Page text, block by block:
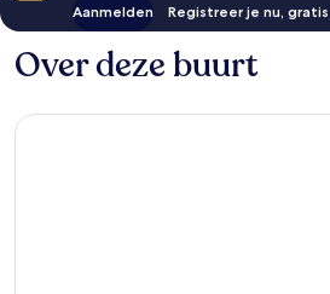
Aanmelden Registreer je nu,
Over deze buurt